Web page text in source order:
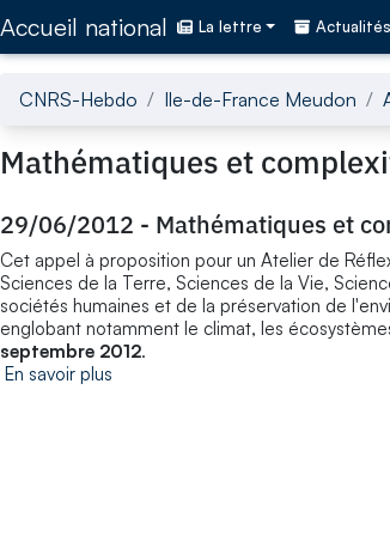
Accueil national La lettre Actualités
CNRS-Hebdo Ile-de-France Meudon
Mathématiques et
29/06/2012 - Mathématiques et
Cet appel à proposition pour un Atelier de
Sciences de la Terre, Sciences de la Vie,
sociétés humaines et de la préservation de
englobant notamment le climat, les
septembre 2012.
En savoir plus